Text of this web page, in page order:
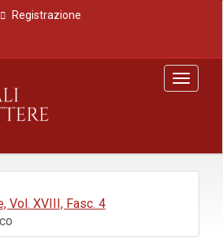
Registrazione
Toggle
Vol. XVIII, Fasc. 4